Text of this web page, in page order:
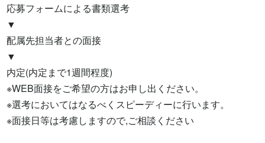
応募フォームによる書類選考
▼
配属先担当者との面接
▼
内定(内定まで1週間程度)
※WEB面接をご希望の方はお申し出ください。
※選考においてはなるべくスピーディーに行います。
※面接日等は考慮しますので,ご相談ください